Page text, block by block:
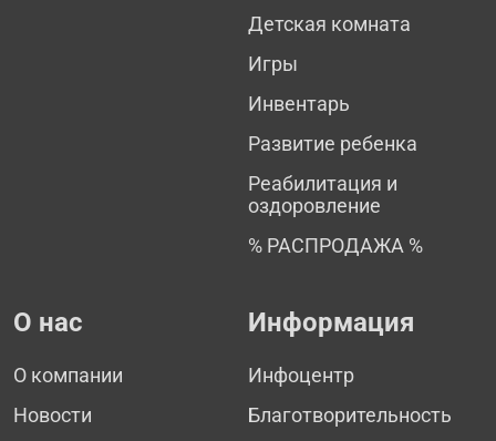
Детская комната
Игры
Инвентарь
Развитие ребенка
Реабилитация и
оздоровление
% РАСПРОДАЖА %
О нас
О компании
Новости
Информация
Инфоцентр
Благотворительность